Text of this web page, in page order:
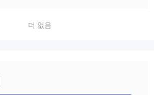
customer support directly for a
evaluations challenging and warrants
an added layer of accountability
in Hong Kong but also globally,
더 없음